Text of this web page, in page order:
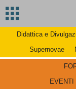
Didattica e
Supernovae